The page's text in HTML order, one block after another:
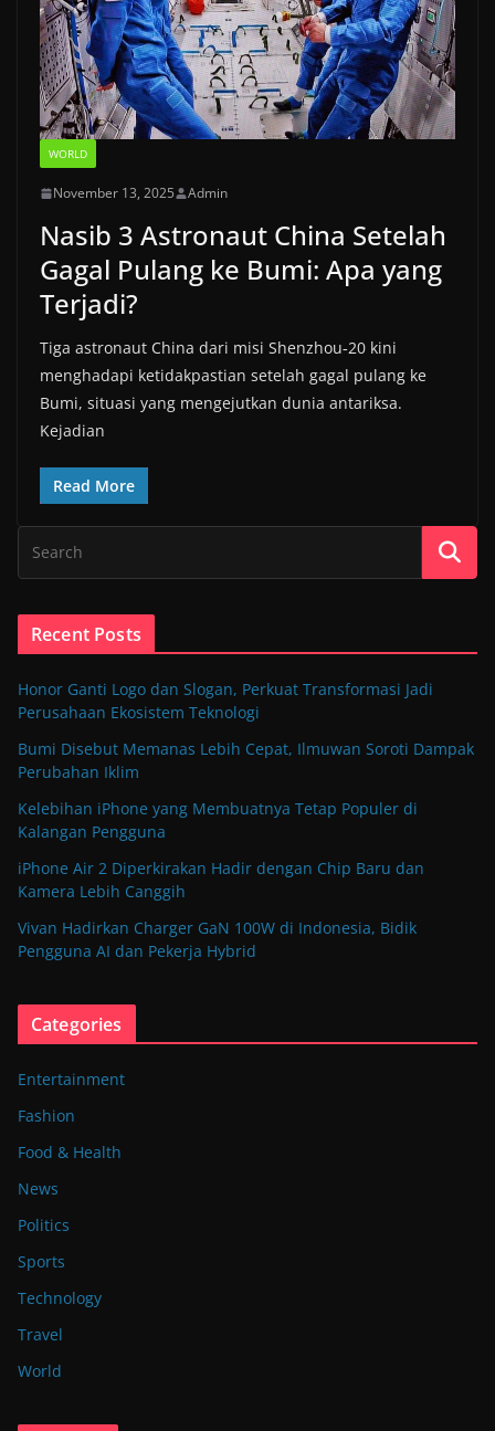
WORLD
November 13, 2025 Admin
Nasib 3 Astronaut China Setelah
Gagal Pulang ke Bumi: Apa yang
Terjadi?
Tiga astronaut China dari misi Shenzhou‑20 kini
menghadapi ketidakpastian setelah gagal pulang ke
Bumi, situasi yang mengejutkan dunia antariksa.
Kejadian
Read More
Recent Posts
Honor Ganti Logo dan Slogan, Perkuat Transformasi Jadi
Perusahaan Ekosistem Teknologi
Bumi Disebut Memanas Lebih Cepat, Ilmuwan Soroti Dampak
Perubahan Iklim
Kelebihan iPhone yang Membuatnya Tetap Populer di
Kalangan Pengguna
iPhone Air 2 Diperkirakan Hadir dengan Chip Baru dan
Kamera Lebih Canggih
Vivan Hadirkan Charger GaN 100W di Indonesia, Bidik
Pengguna AI dan Pekerja Hybrid
Categories
Entertainment
Fashion
Food & Health
News
Politics
Sports
Technology
Travel
World